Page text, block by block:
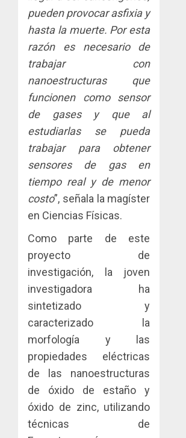
pueden provocar asfixia y
hasta la muerte. Por esta
razón es necesario de
trabajar con
nanoestructuras que
funcionen como sensor
de gases y que al
estudiarlas se pueda
trabajar para obtener
sensores de gas en
tiempo real y de menor
costo”, señala la magíster
en Ciencias Físicas.
Como parte de este
proyecto de
investigación, la joven
investigadora ha
sintetizado y
caracterizado la
morfología y las
propiedades eléctricas
de las nanoestructuras
de óxido de estaño y
óxido de zinc, utilizando
técnicas de